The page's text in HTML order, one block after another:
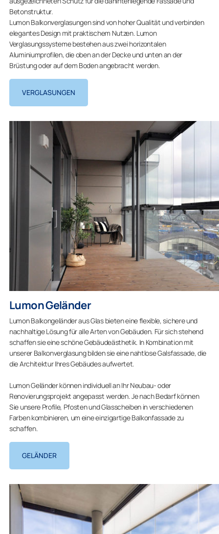
Betonstruktur.
Lumon Balkonverglasungen sind von hoher Qualität und verbinden
elegantes Design mit praktischem Nutzen. Lumon
Verglasungssysteme bestehen aus zwei horizontalen
Aluminiumprofilen, die oben an der Decke und unten an der
Brüstung oder auf dem Boden angebracht werden.
VERGLASUNGEN
Lumon Geländer
Lumon Balkongeländer aus Glas bieten eine flexible, sichere und
nachhaltige Lösung für alle Arten von Gebäuden. Für sich stehend
schaffen sie eine schöne Gebäudeästhetik. In Kombination mit
unserer Balkonverglasung bilden sie eine nahtlose Galsfassade, die
die Architektur Ihres Gebäudes aufwertet.
Lumon Geländer können individuell an Ihr Neubau- oder
Renovierungsprojekt angepasst werden. Je nach Bedarf können
Sie unsere Profile, Pfosten und Glasscheiben in verschiedenen
Farben kombinieren, um eine einzigartige Balkonfassade zu
schaffen.
GELÄNDER